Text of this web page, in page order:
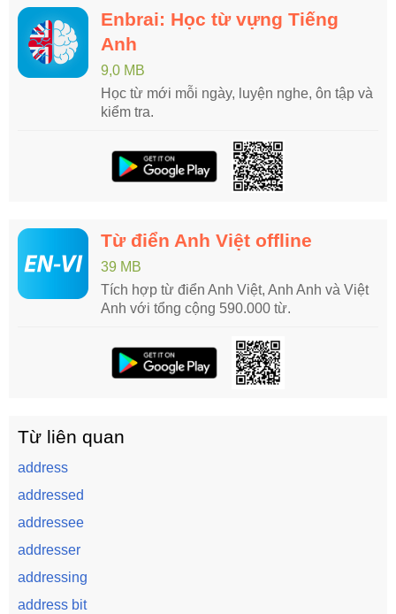
Enbrai: Học từ vựng Tiếng
Anh
9,0 MB
Học từ mới mỗi ngày, luyện nghe, ôn tập và
kiểm tra.
Từ điển Anh Việt offline
39 MB
Tích hợp từ điển Anh Việt, Anh Anh và Việt
Anh với tổng cộng 590.000 từ.
Từ liên quan
address
addressed
addressee
addresser
addressing
address bit